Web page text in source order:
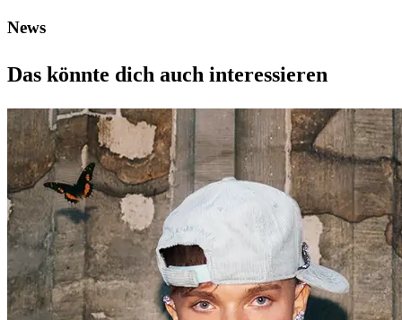
News
Das könnte dich auch interessieren